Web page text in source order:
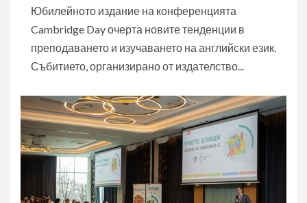
Юбилейното издание на конференцията
Cambridge Day очерта новите тенденции в
преподаването и изучаването на английски език.
Събитието, организирано от издателство...